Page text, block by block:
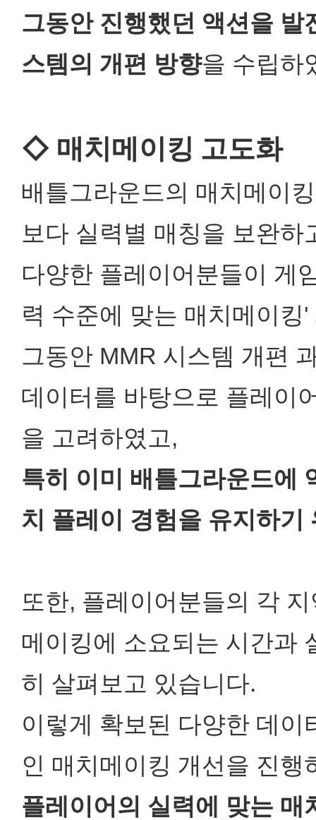
그동안 진행했던 액션을
스템의 개편 방향을 수립하
◇ 매치메이킹 고도화
배틀그라운드의 매치메이
보다 실력별 매칭을 보완
다양한 플레이어분들이 게
력 수준에 맞는 매치메이
그동안 MMR 시스템 개편
데이터를 바탕으로 플레이
을 고려하였고,
특히 이미 배틀그라운드에
치 플레이 경험을 유지하기
또한, 플레이어분들의 각
메이킹에 소요되는 시간과
히 살펴보고 있습니다.
이렇게 확보된 다양한 데
인 매치메이킹 개선을 진행
플레이어의 실력에 맞는 매